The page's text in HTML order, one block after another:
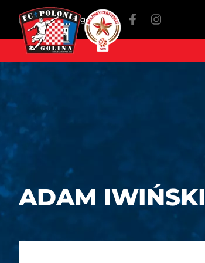
fc@poloniagolina.pl
ADAM IWIŃSKI